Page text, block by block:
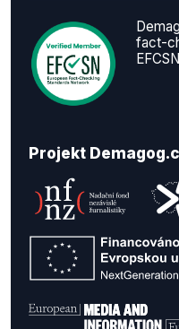
fact-
Projekt